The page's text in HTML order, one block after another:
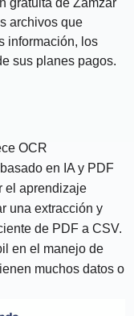
archivos que
información, los
sus planes pagos.
OCR
en IA y PDF
el aprendizaje
una extracción y
de PDF a CSV.
en el manejo de
muchos datos o